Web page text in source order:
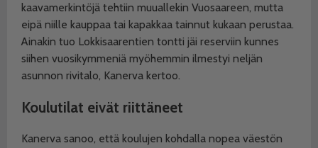
kaavamerkintöjä tehtiin muuallekin Vuosaareen, mutta
eipä niille kauppaa tai kapakkaa tainnut kukaan perustaa.
Ainakin tuo Lokkisaarentien tontti jäi reserviin kunnes
siihen vuosikymmeniä myöhemmin ilmestyi neljän
asunnon rivitalo, Kanerva kertoo.
Koulutilat eivät riittäneet
Kanerva sanoo, että koulujen kohdalla nopea väestön